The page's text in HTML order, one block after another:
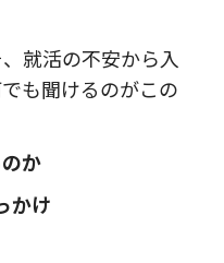
就活の不安から入
も聞けるのがこの
か
かけ